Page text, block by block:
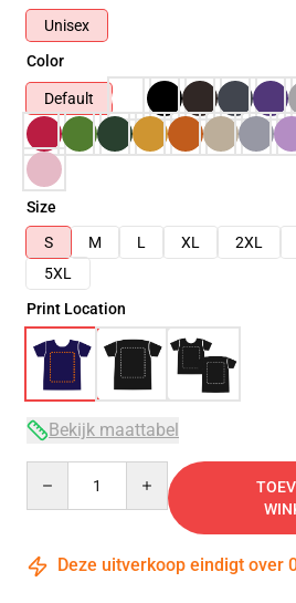
Unisex
Color
Default
Size
S
M L XL 2XL
5XL
Print Location
Bekijk maattabel
Deze uitverkoop eindigt over